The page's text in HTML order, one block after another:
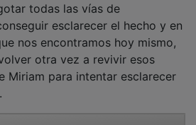
todas las vías de
esclarecer el hecho y en
nos encontramos hoy mismo,
otra vez a revivir esos
Miriam para intentar esclarecer